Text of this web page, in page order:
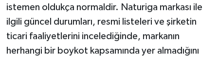
istemen oldukça normaldir. Naturiga markası ile
ilgili güncel durumları, resmi listeleri ve şirketin
ticari faaliyetlerini incelediğinde, markanın
herhangi bir boykot kapsamında yer almadığını